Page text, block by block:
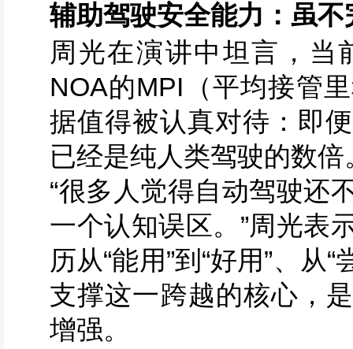
辅助驾驶安全能力：虽
周光在演讲中坦言，当
NOA的MPI（平均接管
据值得被认真对待：即
已经是纯人类驾驶的数倍
“很多人觉得自动驾驶还
一个认知误区。”周光表
历从“能用”到“好用”、从
支撑这一跨越的核心，
增强。